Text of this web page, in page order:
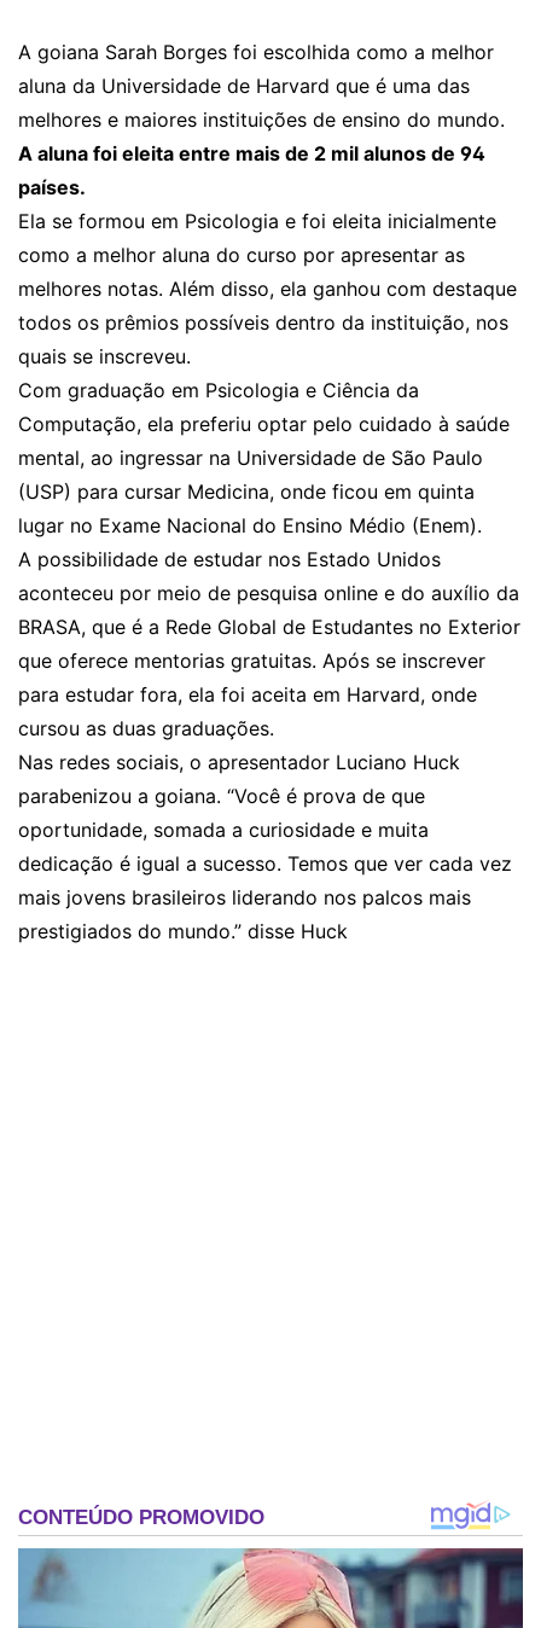
A goiana Sarah Borges foi escolhida como a melhor
aluna da Universidade de Harvard que é uma das
melhores e maiores instituições de ensino do mundo.
A aluna foi eleita entre mais de 2 mil alunos de 94
países.
Ela se formou em Psicologia e foi eleita inicialmente
como a melhor aluna do curso por apresentar as
melhores notas. Além disso, ela ganhou com destaque
todos os prêmios possíveis dentro da instituição, nos
quais se inscreveu.
Com graduação em Psicologia e Ciência da
Computação, ela preferiu optar pelo cuidado à saúde
mental, ao ingressar na Universidade de São Paulo
(USP) para cursar Medicina, onde ficou em quinta
lugar no Exame Nacional do Ensino Médio (Enem).
A possibilidade de estudar nos Estado Unidos
aconteceu por meio de pesquisa online e do auxílio da
BRASA, que é a Rede Global de Estudantes no Exterior
que oferece mentorias gratuitas. Após se inscrever
para estudar fora, ela foi aceita em Harvard, onde
cursou as duas graduações.
Nas redes sociais, o apresentador Luciano Huck
parabenizou a goiana. “Você é prova de que
oportunidade, somada a curiosidade e muita
dedicação é igual a sucesso. Temos que ver cada vez
mais jovens brasileiros liderando nos palcos mais
prestigiados do mundo.” disse Huck